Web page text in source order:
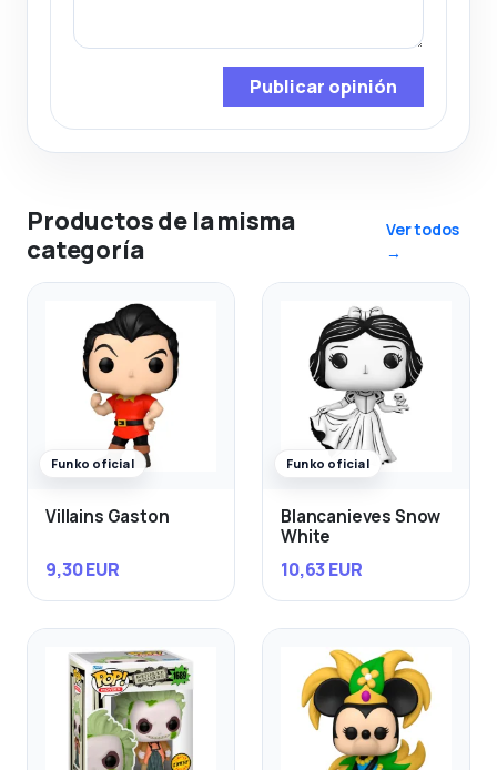
Publicar opinión
Productos de la misma
categoría
Ver todos
→
Funko oficial
Villains Gaston
9,30 EUR
Funko oficial
Blancanieves Snow
White
10,63 EUR